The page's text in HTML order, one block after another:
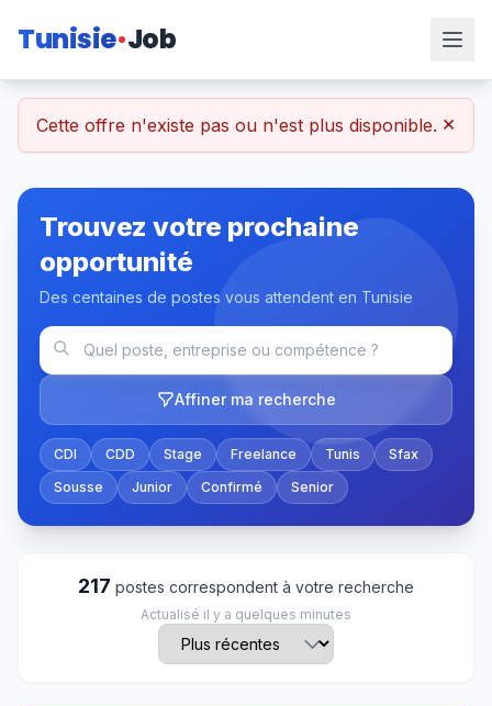
Tunisie Job
Cette offre n'existe pas ou n'est plus disponible. ×
Trouvez votre prochaine
opportunité
Des centaines de postes vous attendent en Tunisie
Affiner ma recherche
CDI CDD Stage Freelance Tunis
Sfax
Sousse
Junior Confirmé Senior
217 postes correspondent à votre recherche
Actualisé il y a quelques minutes